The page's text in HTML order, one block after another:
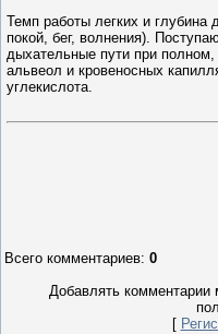
Темп работы легких и глубина
покой, бег, волнения).
дыхательные пути при
альвеол и кровеносных
углекислота.
Всего комментариев: 0
Добавлять комментарии
[